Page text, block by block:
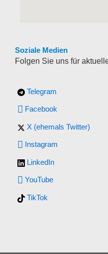
Soziale Medien
Folgen Sie uns für
Telegram
Facebook
X (ehemals Twitter)
Instagram
LinkedIn
YouTube
TikTok